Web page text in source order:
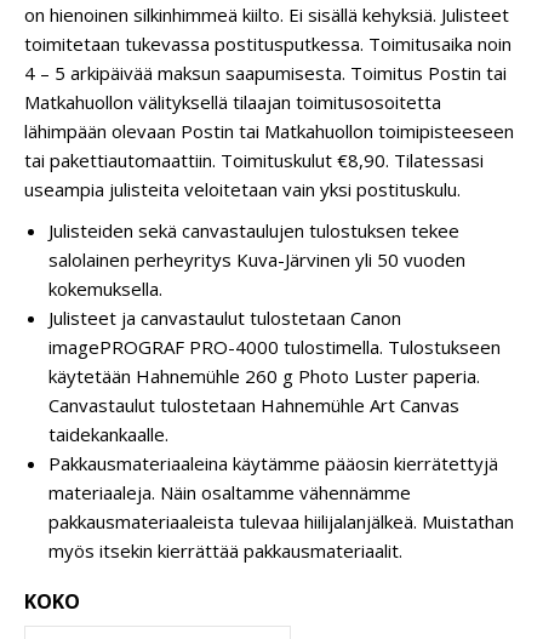
on hienoinen silkinhimmeä kiilto. Ei sisällä kehyksiä. Julisteet
toimitetaan tukevassa postitusputkessa. Toimitusaika noin
4 – 5 arkipäivää maksun saapumisesta. Toimitus Postin tai
Matkahuollon välityksellä tilaajan toimitusosoitetta
lähimpään olevaan Postin tai Matkahuollon toimipisteeseen
tai pakettiautomaattiin. Toimituskulut €8,90. Tilatessasi
useampia julisteita veloitetaan vain yksi postituskulu.
Julisteiden sekä canvastaulujen tulostuksen tekee
salolainen perheyritys Kuva-Järvinen yli 50 vuoden
kokemuksella.
Julisteet ja canvastaulut tulostetaan Canon
imagePROGRAF PRO-4000 tulostimella. Tulostukseen
käytetään Hahnemühle 260 g Photo Luster paperia.
Canvastaulut tulostetaan Hahnemühle Art Canvas
taidekankaalle.
Pakkausmateriaaleina käytämme pääosin kierrätettyjä
materiaaleja. Näin osaltamme vähennämme
pakkausmateriaaleista tulevaa hiilijalanjälkeä. Muistathan
myös itsekin kierrättää pakkausmateriaalit.
KOKO